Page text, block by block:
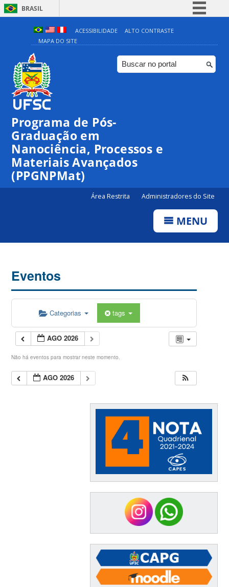
BRASIL
Simplifique!
Comunica BR
Participe
ACESSIBILIDADE
ALTO CONTRASTE
MAPA DO SITE
Programa de Pós-
Graduação em
Nanociência, Processos e
Materiais Avançados
(PPGNPMat)
Área Restrita Administradores do Site
MENU
Eventos
Categorias tags
AGO 2026
Não há eventos para mostrar neste momento.
AGO 2026